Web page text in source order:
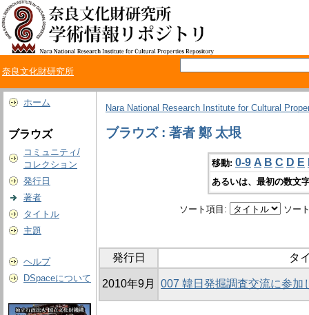
奈良文化財研究所
ホーム
ブラウズ
コミュニティ/
コレクション
発行日
著者
タイトル
主題
ヘルプ
DSpaceについて
Nara National Research Institute for Cultural
ブラウズ : 著者 鄭 太垠
移動: 0-9 A B C D E
あるいは、最初の数文
ソート項目: ソー
発行日 タ
2010年9月 007 韓日発掘調査交流に参加